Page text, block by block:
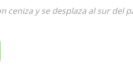
ceniza y se desplaza al sur del